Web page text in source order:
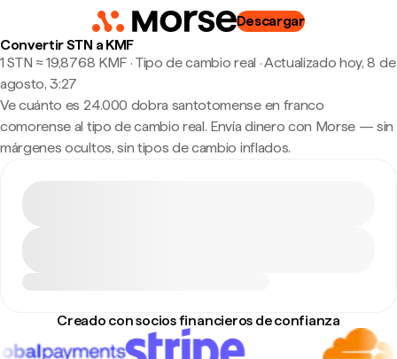
Descargar
Convertir STN a KMF
1 STN ≈ 19,8768 KMF · Tipo de cambio real ·Actualizado hoy, 8 de
agosto, 3:27
Ve cuánto es 24.000 dobra santotomense en franco
comorense al tipo de cambio real. Envía dinero con Morse — sin
márgenes ocultos, sin tipos de cambio inflados.
Creado con socios financieros de confianza